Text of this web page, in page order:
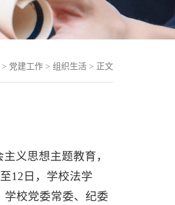
> 党建工作 > 组织生活 > 正文
义思想主题教育，
12日，学校法学
学校党委常委、纪委